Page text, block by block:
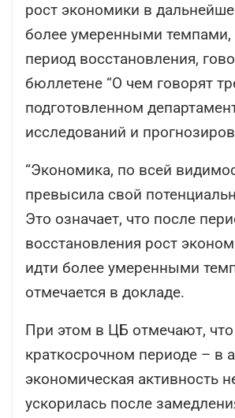
рост экономики в
более умеренными темпами,
период восстановления,
бюллетене “О чем говорят
подготовленном
исследований и
“Экономика, по всей
превысила свой
Это означает, что после
восстановления рост
идти более умеренными
отмечается в докладе.
При этом в ЦБ отмечают,
краткосрочном периоде – в
экономическая активность
ускорилась после